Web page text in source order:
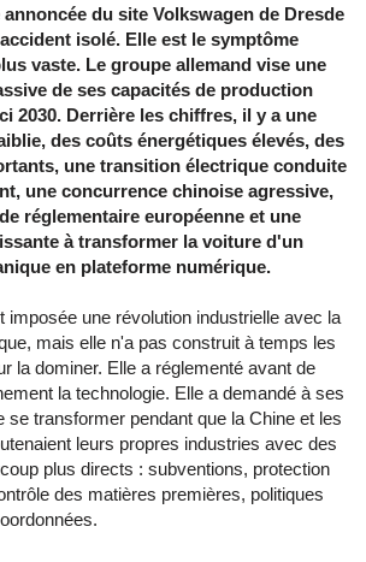
du site Volkswagen de Dresde
isolé. Elle est le symptôme
vaste. Le groupe allemand vise une
de ses capacités de production
2030. Derrière les chiffres, il y a une
des coûts énergétiques élevés, des
une transition électrique conduite
une concurrence chinoise agressive,
réglementaire européenne et une
à transformer la voiture d'un
en plateforme numérique.
imposée une révolution industrielle avec la
mais elle n'a pas construit à temps les
la dominer. Elle a réglementé avant de
la technologie. Elle a demandé à ses
se transformer pendant que la Chine et les
leurs propres industries avec des
plus directs : subventions, protection
des matières premières, politiques